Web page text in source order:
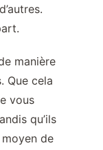
manière
Que cela
vous
qu’ils
de